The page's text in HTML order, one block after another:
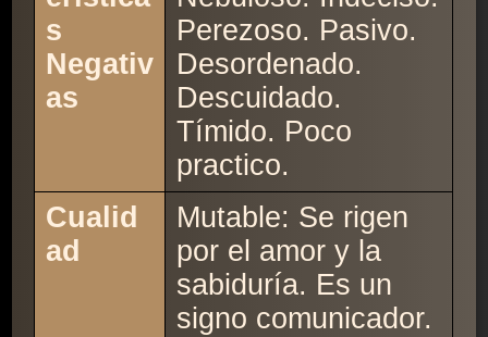
s
Negativ
as
Perezoso. Pasivo.
Desordenado.
Descuidado.
Tímido. Poco
practico.
Cualid
ad
Mutable: Se rigen
por el amor y la
sabiduría. Es un
signo comunicador.